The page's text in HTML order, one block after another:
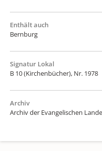
Enthält auch
Bernburg
Signatur Lokal
B 10 (Kirchenbücher), Nr. 1978
Archiv
Archiv der Evangelischen